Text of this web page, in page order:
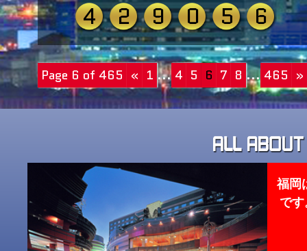
4 2 9 0 5 6
Page 6 of 465 « 1 ... 4 5 6 7 8 ... 465 »
福岡
で